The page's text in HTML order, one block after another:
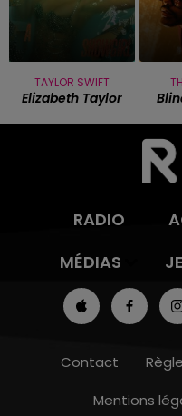
TAYLOR SWIFT
Elizabeth Taylor
RADIO
MÉDIAS
Contact
Mentions